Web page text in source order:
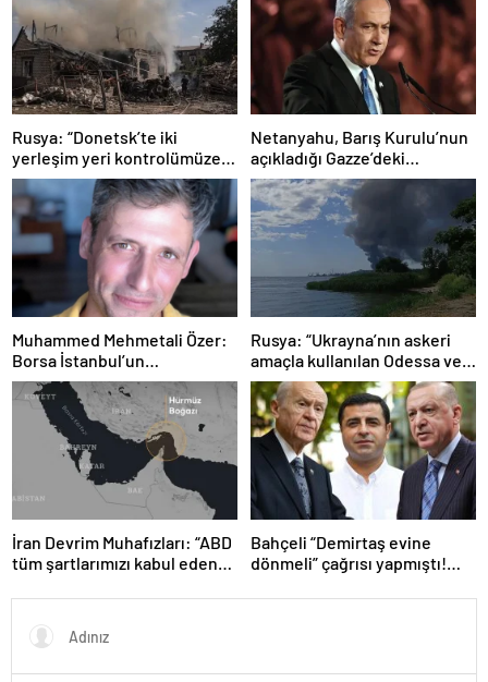
Rusya: “Donetsk’te iki
yerleşim yeri kontrolümüze
geçti”
Netanyahu, Barış Kurulu’nun
açıkladığı Gazze’deki
ateşkesin ikinci aşaması
planını reddettiklerini
açıkladı
Muhammed Mehmetali Özer:
Borsa İstanbul’un
Spekülasyonu, TL’nin Erimesi
ve OTC’nin Yeniden Doğuşu
Rusya: “Ukrayna’nın askeri
amaçla kullanılan Odessa ve
Çornomorsk limanlarını
vurduk”
İran Devrim Muhafızları: “ABD
tüm şartlarımızı kabul edene
kontrol altında tutacağız”
Bahçeli “Demirtaş evine
dönmeli” çağrısı yapmıştı!
yanıt geldi